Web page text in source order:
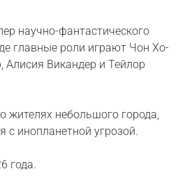
научно-фантастического
главные роли играют Чон Хо-
Алисия Викандер и Тейлор
жителях небольшого города,
с инопланетной угрозой.
года.